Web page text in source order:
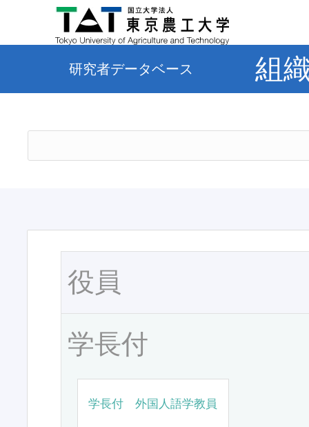
研究者データベース 組
役員
学長付
学長付 外国人語学教員